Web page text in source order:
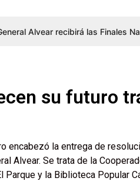
Alvear recibirá las Finales
su futuro
encabezó la entrega de
Alvear. Se trata de la
Parque y la Biblioteca Popular